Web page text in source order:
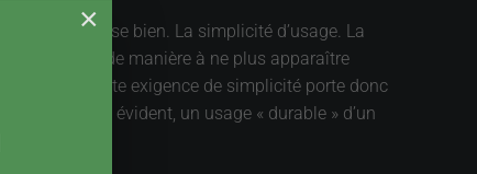
se passe bien. La simplicité d’usage. La
au projet de manière à ne plus apparaître
Cette exigence de simplicité porte donc
et même évident, un usage « durable » d’un
×